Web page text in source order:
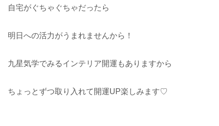
自宅がぐちゃぐちゃだったら
明日への活力がうまれませんから！
九星気学でみるインテリア開運もありますから
ちょっとずつ取り入れて開運UP楽しみます♡